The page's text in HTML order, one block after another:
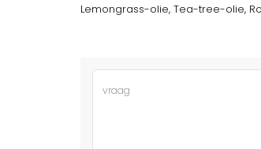
Lemongrass-olie, Tea-tree-olie,